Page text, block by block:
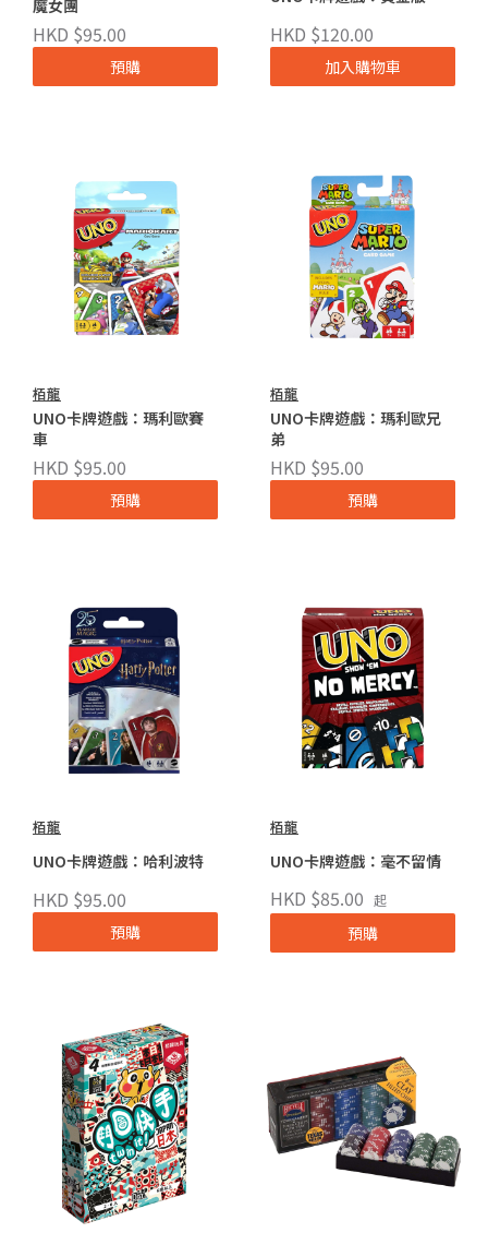
魔女團
HKD $95.00
預購
HKD $120.00
加入購物車
栢龍
UNO卡牌遊戲：瑪利歐賽
車
HKD $95.00
預購
栢龍
UNO卡牌遊戲：瑪利歐兄
弟
HKD $95.00
預購
栢龍
UNO卡牌遊戲：哈利波特
HKD $95.00
預購
栢龍
UNO卡牌遊戲：毫不留情
HKD $85.00 起
預購